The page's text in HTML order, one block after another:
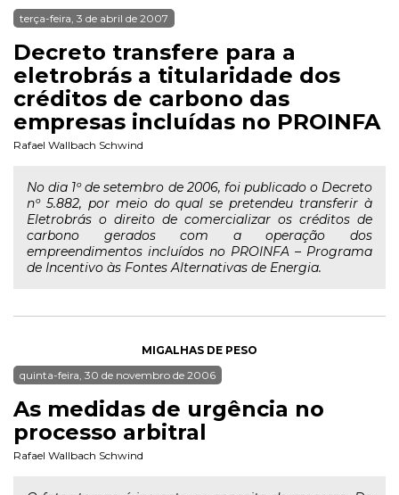
terça-feira, 3 de abril de 2007
Decreto transfere para a
eletrobrás a titularidade dos
créditos de carbono das
empresas incluídas no PROINFA
Rafael Wallbach Schwind
No dia 1º de setembro de 2006, foi publicado o Decreto
nº 5.882, por meio do qual se pretendeu transferir à
Eletrobrás o direito de comercializar os créditos de
carbono gerados com a operação dos
empreendimentos incluídos no PROINFA – Programa
de Incentivo às Fontes Alternativas de Energia.
MIGALHAS DE PESO
quinta-feira, 30 de novembro de 2006
As medidas de urgência no
processo arbitral
Rafael Wallbach Schwind